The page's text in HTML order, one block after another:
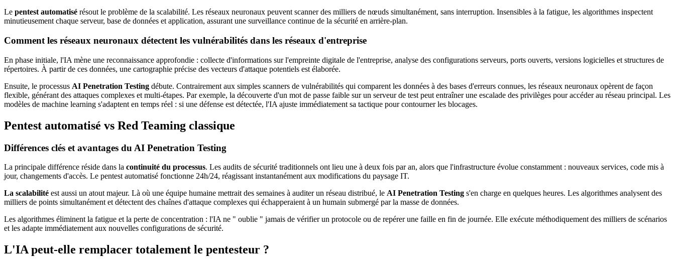
Le pentest automatisé résout le problème de la scalabilité. Les réseaux neuronaux peuvent scanner des milliers de nœuds simultanément, sans interruption. Insensibles à la fatigue, les algorithmes inspectent
minutieusement chaque serveur, base de données et application, assurant une surveillance continue de la sécurité en arrière-plan.
Comment les réseaux neuronaux détectent les vulnérabilités dans les réseaux d'entreprise
En phase initiale, l'IA mène une reconnaissance approfondie : collecte d'informations sur l'empreinte digitale de l'entreprise, analyse des configurations serveurs, ports ouverts, versions logicielles et structures de
répertoires. À partir de ces données, une cartographie précise des vecteurs d'attaque potentiels est élaborée.
Ensuite, le processus AI Penetration Testing débute. Contrairement aux simples scanners de vulnérabilités qui comparent les données à des bases d'erreurs connues, les réseaux neuronaux opèrent de façon
flexible, générant des attaques complexes et multi-étapes. Par exemple, la découverte d'un mot de passe faible sur un serveur de test peut entraîner une escalade des privilèges pour accéder au réseau principal. Les
modèles de machine learning s'adaptent en temps réel : si une défense est détectée, l'IA ajuste immédiatement sa tactique pour contourner les blocages.
Pentest automatisé vs Red Teaming classique
Différences clés et avantages du AI Penetration Testing
La principale différence réside dans la continuité du processus. Les audits de sécurité traditionnels ont lieu une à deux fois par an, alors que l'infrastructure évolue constamment : nouveaux services, code mis à
jour, changements d'accès. Le pentest automatisé fonctionne 24h/24, réagissant instantanément aux modifications du paysage IT.
La scalabilité est aussi un atout majeur. Là où une équipe humaine mettrait des semaines à auditer un réseau distribué, le AI Penetration Testing s'en charge en quelques heures. Les algorithmes analysent des
milliers de points simultanément et détectent des chaînes d'attaque complexes qui échapperaient à un humain submergé par la masse de données.
Les algorithmes éliminent la fatigue et la perte de concentration : l'IA ne " oublie " jamais de vérifier un protocole ou de repérer une faille en fin de journée. Elle exécute méthodiquement des milliers de scénarios
et les adapte immédiatement aux nouvelles configurations de sécurité.
L'IA peut-elle remplacer totalement le pentesteur ?